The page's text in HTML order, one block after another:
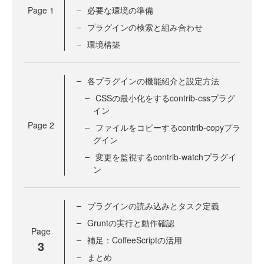
Page 1
必要な環境の準備
プラグインの検索と組み合わせ
環境構築
Page 2
各プラグインの機能紹介と設定方法
CSSの最小化をするcontrib-cssプラグ
イン
ファイルをコピーするcontrib-copyプラ
グイン
変更を監視するcontrib-watchプラグイ
ン
Page
3
プラグインの読み込みとタスク定義
Gruntの実行と動作確認
補足：CoffeeScriptの活用
まとめ